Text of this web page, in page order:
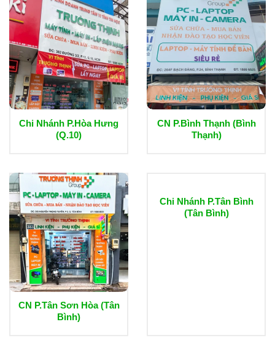
Chi Nhánh P.Hòa Hưng
(Q.10)
CN P.Bình Thạnh (Bình
Thạnh)
CN P.Tân Sơn Hòa (Tân
Bình)
Chi Nhánh P.Tân Bình
(Tân Bình)